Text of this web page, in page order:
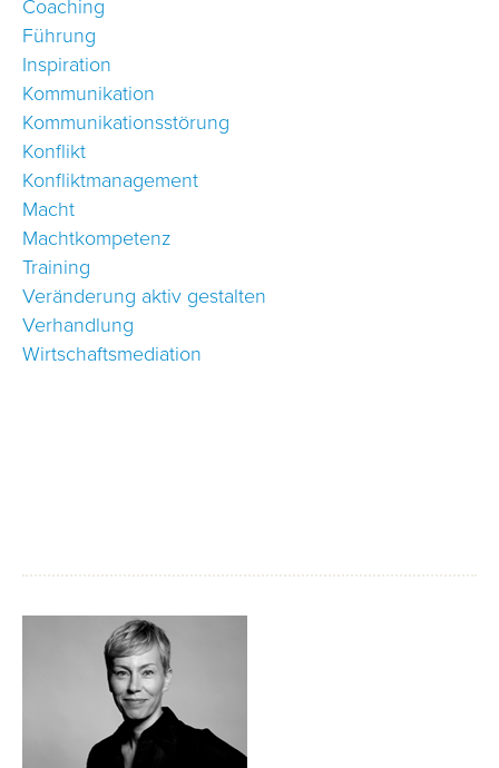
Coaching
Führung
Inspiration
Kommunikation
Kommunikationsstörung
Konflikt
Konfliktmanagement
Macht
Machtkompetenz
Training
Veränderung aktiv gestalten
Verhandlung
Wirtschaftsmediation